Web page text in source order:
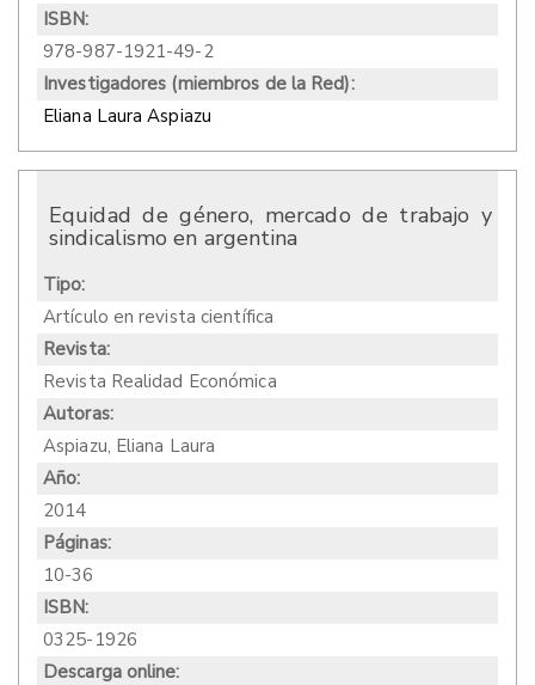
ISBN:
978-987-1921-49-2
Investigadores (miembros de la Red):
Eliana Laura Aspiazu
Equidad de género, mercado de trabajo y
sindicalismo en argentina
Tipo:
Artículo en revista científica
Revista:
Revista Realidad Económica
Autoras:
Aspiazu, Eliana Laura
Año:
2014
Páginas:
10-36
ISBN:
0325-1926
Descarga online: